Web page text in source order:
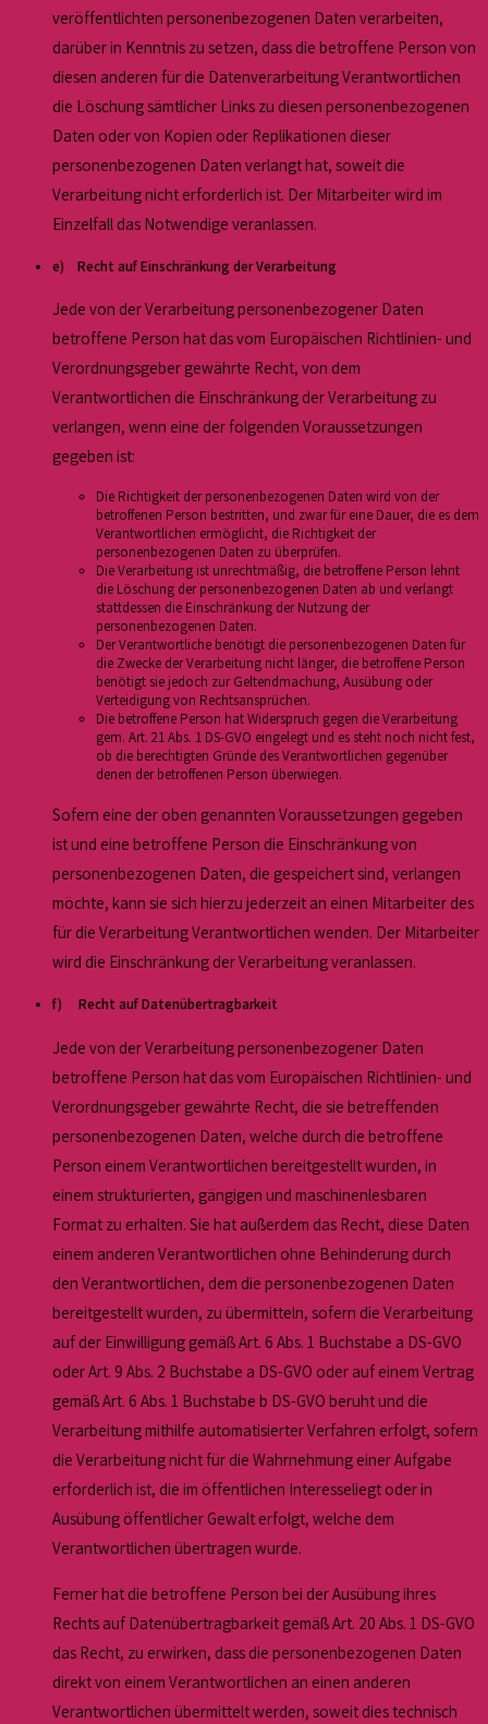
veröffentlichten personenbezogenen Daten verarbeiten,
darüber in Kenntnis zu setzen, dass die betroffene Person von
diesen anderen für die Datenverarbeitung Verantwortlichen
die Löschung sämtlicher Links zu diesen personenbezogenen
Daten oder von Kopien oder Replikationen dieser
personenbezogenen Daten verlangt hat, soweit die
Verarbeitung nicht erforderlich ist. Der Mitarbeiter wird im
Einzelfall das Notwendige veranlassen.
e) Recht auf Einschränkung der Verarbeitung
Jede von der Verarbeitung personenbezogener Daten
betroffene Person hat das vom Europäischen Richtlinien- und
Verordnungsgeber gewährte Recht, von dem
Verantwortlichen die Einschränkung der Verarbeitung zu
verlangen, wenn eine der folgenden Voraussetzungen
gegeben ist:
Die Richtigkeit der personenbezogenen Daten wird von der
betroffenen Person bestritten, und zwar für eine Dauer, die es dem
Verantwortlichen ermöglicht, die Richtigkeit der
personenbezogenen Daten zu überprüfen.
Die Verarbeitung ist unrechtmäßig, die betroffene Person lehnt
die Löschung der personenbezogenen Daten ab und verlangt
stattdessen die Einschränkung der Nutzung der
personenbezogenen Daten.
Der Verantwortliche benötigt die personenbezogenen Daten für
die Zwecke der Verarbeitung nicht länger, die betroffene Person
benötigt sie jedoch zur Geltendmachung, Ausübung oder
Verteidigung von Rechtsansprüchen.
Die betroffene Person hat Widerspruch gegen die Verarbeitung
gem. Art. 21 Abs. 1 DS-GVO eingelegt und es steht noch nicht fest,
ob die berechtigten Gründe des Verantwortlichen gegenüber
denen der betroffenen Person überwiegen.
Sofern eine der oben genannten Voraussetzungen gegeben
ist und eine betroffene Person die Einschränkung von
personenbezogenen Daten, die gespeichert sind, verlangen
möchte, kann sie sich hierzu jederzeit an einen Mitarbeiter des
für die Verarbeitung Verantwortlichen wenden. Der Mitarbeiter
wird die Einschränkung der Verarbeitung veranlassen.
f) Recht auf Datenübertragbarkeit
Jede von der Verarbeitung personenbezogener Daten
betroffene Person hat das vom Europäischen Richtlinien- und
Verordnungsgeber gewährte Recht, die sie betreffenden
personenbezogenen Daten, welche durch die betroffene
Person einem Verantwortlichen bereitgestellt wurden, in
einem strukturierten, gängigen und maschinenlesbaren
Format zu erhalten. Sie hat außerdem das Recht, diese Daten
einem anderen Verantwortlichen ohne Behinderung durch
den Verantwortlichen, dem die personenbezogenen Daten
bereitgestellt wurden, zu übermitteln, sofern die Verarbeitung
auf der Einwilligung gemäß Art. 6 Abs. 1 Buchstabe a DS-GVO
oder Art. 9 Abs. 2 Buchstabe a DS-GVO oder auf einem Vertrag
gemäß Art. 6 Abs. 1 Buchstabe b DS-GVO beruht und die
Verarbeitung mithilfe automatisierter Verfahren erfolgt, sofern
die Verarbeitung nicht für die Wahrnehmung einer Aufgabe
erforderlich ist, die im öffentlichen Interesseliegt oder in
Ausübung öffentlicher Gewalt erfolgt, welche dem
Verantwortlichen übertragen wurde.
Ferner hat die betroffene Person bei der Ausübung ihres
Rechts auf Datenübertragbarkeit gemäß Art. 20 Abs. 1 DS-GVO
das Recht, zu erwirken, dass die personenbezogenen Daten
direkt von einem Verantwortlichen an einen anderen
Verantwortlichen übermittelt werden, soweit dies technisch